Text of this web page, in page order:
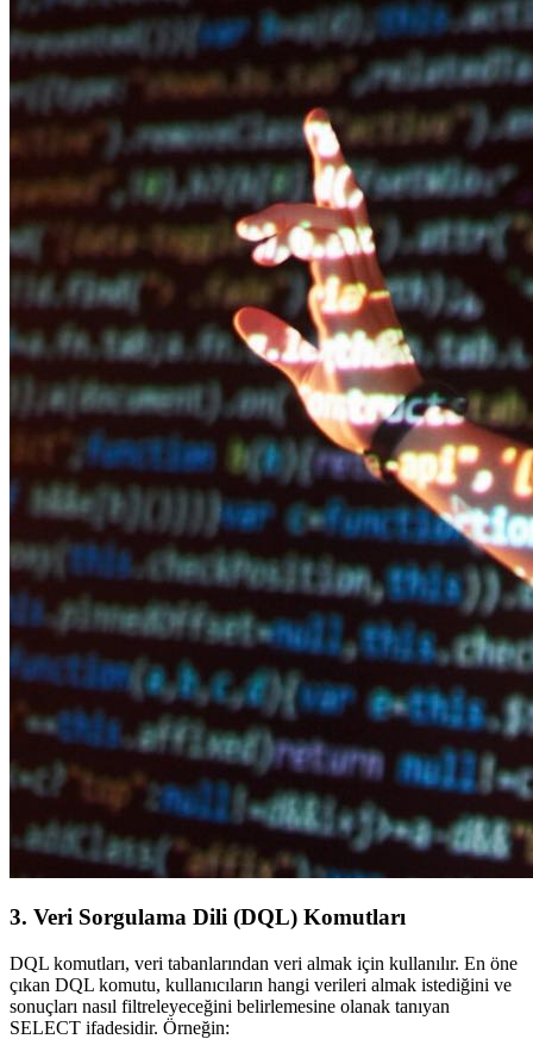
3. Veri Sorgulama Dili (DQL) Komutları
DQL komutları, veri tabanlarından veri almak için kullanılır. En öne
çıkan DQL komutu, kullanıcıların hangi verileri almak istediğini ve
sonuçları nasıl filtreleyeceğini belirlemesine olanak tanıyan
SELECT ifadesidir. Örneğin: